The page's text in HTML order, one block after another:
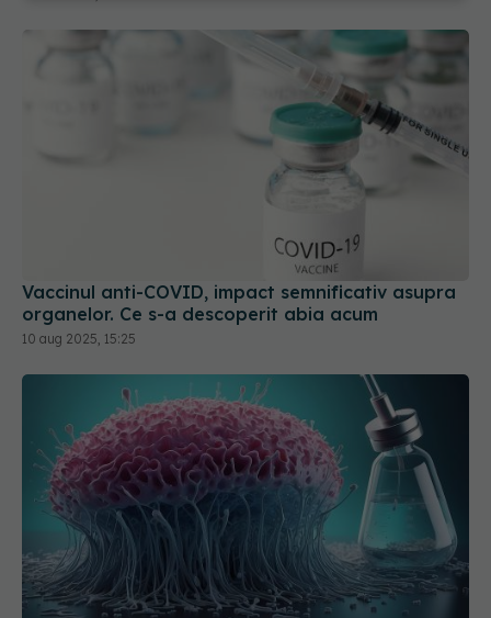
Vaccinul anti-COVID, impact semnificativ asupra
organelor. Ce s-a descoperit abia acum
10 aug 2025, 15:25
Vaccinul împotriva zonei zoster reduce riscul de
demență cu 20%